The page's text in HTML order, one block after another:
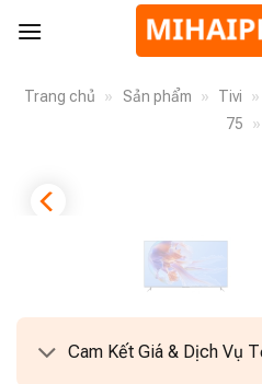
Trang chủ » Sản phẩm » Tivi »
75
»
Cam Kết Giá & Dịch Vụ